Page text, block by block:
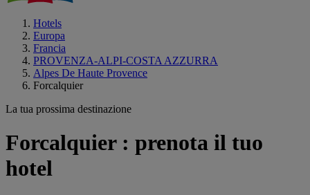
Hotels
Europa
Francia
PROVENZA-ALPI-COSTA AZZURRA
Alpes De Haute Provence
Forcalquier
La tua prossima destinazione
Forcalquier : prenota il tuo
hotel